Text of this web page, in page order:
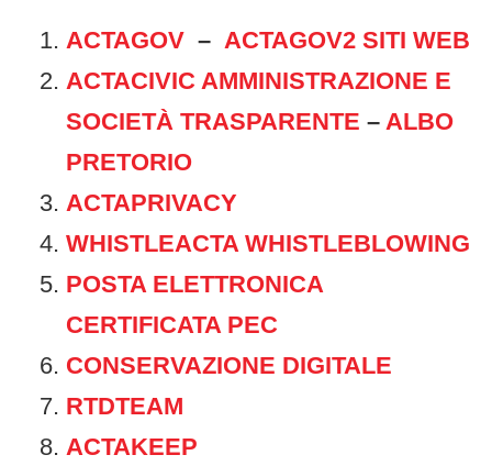
ACTAGOV – ACTAGOV2 SITI WEB
ACTACIVIC AMMINISTRAZIONE E
SOCIETÀ TRASPARENTE – ALBO
PRETORIO
ACTAPRIVACY
WHISTLEACTA WHISTLEBLOWING
POSTA ELETTRONICA
CERTIFICATA PEC
CONSERVAZIONE DIGITALE
RTDTEAM
ACTAKEEP